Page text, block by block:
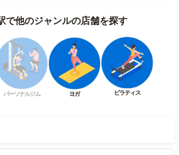
で他のジャンルの店舗を探す
パーソナルジム ヨガ ピラティス